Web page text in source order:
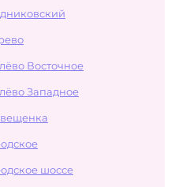
Восточное
Западное
шоссе